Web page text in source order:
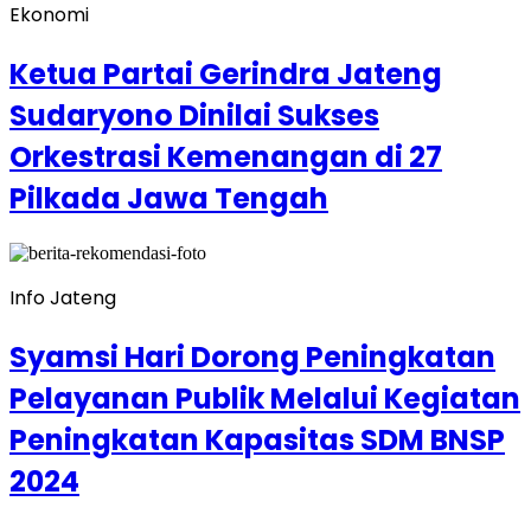
Ekonomi
Ketua Partai Gerindra Jateng
Sudaryono Dinilai Sukses
Orkestrasi Kemenangan di 27
Pilkada Jawa Tengah
Info Jateng
Syamsi Hari Dorong Peningkatan
Pelayanan Publik Melalui Kegiatan
Peningkatan Kapasitas SDM BNSP
2024